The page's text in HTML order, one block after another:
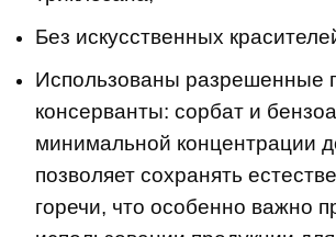
Без искусственных
Использованы разрешенные
консерванты: сорбат и
минимальной концентрации
позволяет сохранять
горечи, что особенно важно